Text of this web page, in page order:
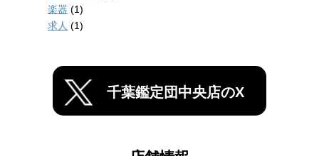
楽器 (1)
求人 (1)
千葉鑑定団中央店のX